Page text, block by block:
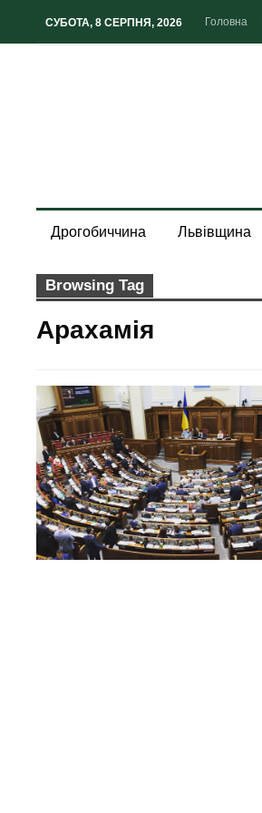
СУБОТА, 8 СЕРПНЯ, 2026 Головна
Дрогобиччина Львівщина
Browsing Tag
Арахамія